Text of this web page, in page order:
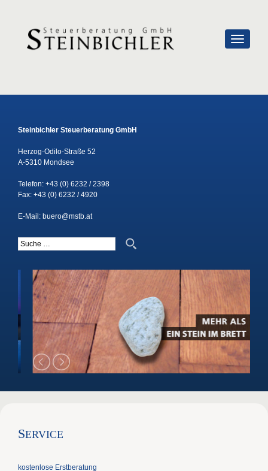
Steinbichler Steuerberatung GmbH
Herzog-Odilo-Straße 52
A-5310 Mondsee
Telefon: +43 (0) 6232 / 2398
Fax: +43 (0) 6232 / 4920
E-Mail: buero@mstb.at
Suche nach:
SERVICE
kostenlose Erstberatung